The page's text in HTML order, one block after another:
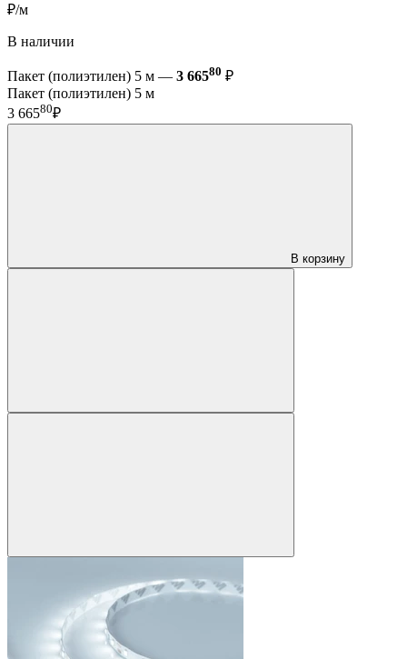
₽/м
В наличии
Пакет (полиэтилен) 5 м — 3 66580 ₽
Пакет (полиэтилен) 5 м
3 66580₽
В корзину